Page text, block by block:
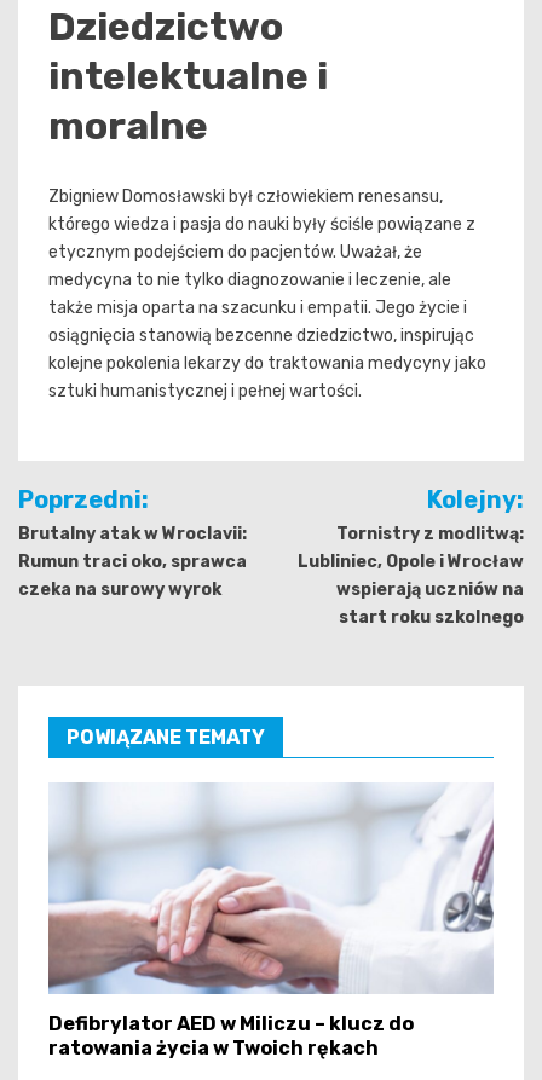
Dziedzictwo
intelektualne i
moralne
Zbigniew Domosławski był człowiekiem renesansu,
którego wiedza i pasja do nauki były ściśle powiązane z
etycznym podejściem do pacjentów. Uważał, że
medycyna to nie tylko diagnozowanie i leczenie, ale
także misja oparta na szacunku i empatii. Jego życie i
osiągnięcia stanowią bezcenne dziedzictwo, inspirując
kolejne pokolenia lekarzy do traktowania medycyny jako
sztuki humanistycznej i pełnej wartości.
Nawigacja
wpisu
Poprzedni:
Brutalny atak w Wroclavii:
Rumun traci oko, sprawca
czeka na surowy wyrok
Kolejny:
Tornistry z modlitwą:
Lubliniec, Opole i Wrocław
wspierają uczniów na
start roku szkolnego
POWIĄZANE TEMATY
Defibrylator AED w Miliczu – klucz do
ratowania życia w Twoich rękach